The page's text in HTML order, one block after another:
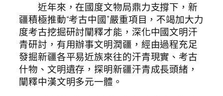
近年來，在國度文物局鼎力支撐下，新
疆積極推動“考古中國”嚴重項目，不竭加大力
度考古挖掘研討闡釋才能，深化中國文明汗
青研討，有用辦事文明潤疆，經由過程充足
發掘新疆各平易近族來往的汗青現實、考古
什物、文明遺存，探明新疆汗青成長頭緒，
闡釋中漢文明多元一體。